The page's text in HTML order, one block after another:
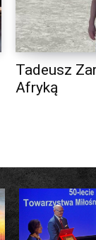
Tadeusz
Afryką